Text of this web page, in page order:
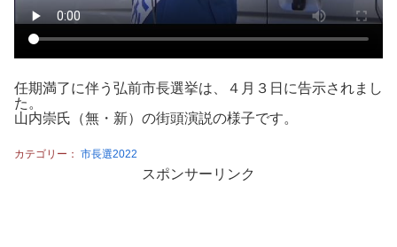
任期満了に伴う弘前市長選挙は、４月３日に告示されまし
た。
山内崇氏（無・新）の街頭演説の様子です。
カテゴリー： 市長選2022
スポンサーリンク